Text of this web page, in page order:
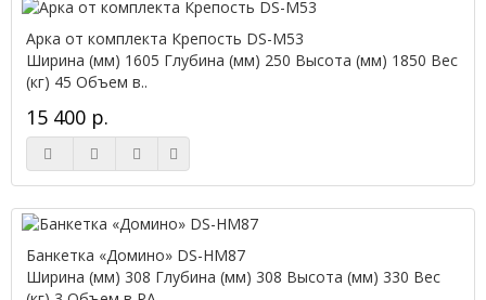
Арка от комплекта Крепость DS-М53
Ширина (мм) 1605 Глубина (мм) 250 Высота (мм) 1850 Вес
(кг) 45 Объем в..
15 400 р.
Банкетка «Домино» DS-НМ87
Ширина (мм) 308 Глубина (мм) 308 Высота (мм) 330 Вес